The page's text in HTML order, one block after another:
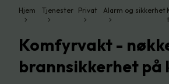
Hjem Tjenester Privat Alarm og sikkerhet
Komfyrvakt -
brannsikkerhet på